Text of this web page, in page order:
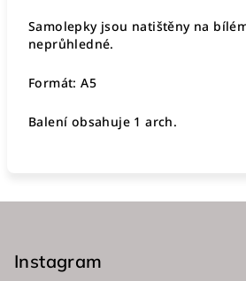
Samolepky jsou natištěny na
neprůhledné.
Formát: A5
Balení obsahuje 1 arch.
Instagram